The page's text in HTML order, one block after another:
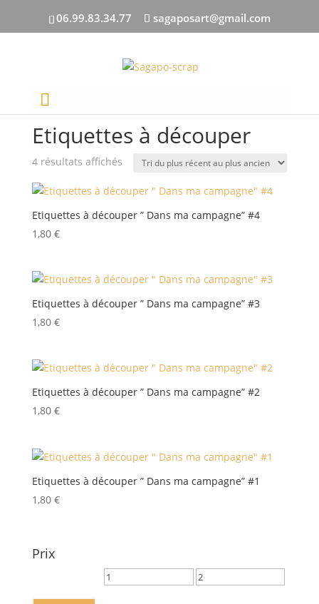
06.99.83.34.77 sagaposart@gmail.com
Accueil
Etiquettes à découper
4 résultats affichésTrié
plus
récent
Etiquettes à découper ” Dans ma campagne” #4
1,80 €
Etiquettes à découper ” Dans ma campagne” #3
1,80 €
Etiquettes à découper ” Dans ma campagne” #2
1,80 €
Etiquettes à découper ” Dans ma campagne” #1
1,80 €
Prix